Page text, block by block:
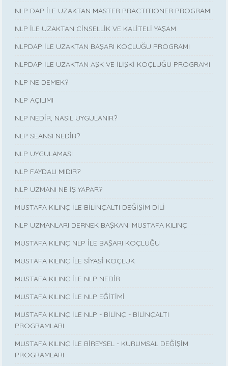
NLP DAP İLE UZAKTAN MASTER PRACTITIONER PROGRAMI
NLP İLE UZAKTAN CİNSELLİK VE KALİTELİ YAŞAM
NLPDAP İLE UZAKTAN BAŞARI KOÇLUĞU PROGRAMI
NLPDAP İLE UZAKTAN AŞK VE İLİŞKİ KOÇLUĞU PROGRAMI
NLP NE DEMEK?
NLP AÇILIMI
NLP NEDİR, NASIL UYGULANIR?
NLP SEANSI NEDİR?
NLP UYGULAMASI
NLP FAYDALI MIDIR?
NLP UZMANI NE İŞ YAPAR?
MUSTAFA KILINÇ İLE BİLİNÇALTI DEĞİŞİM DİLİ
NLP UZMANLARI DERNEK BAŞKANI MUSTAFA KILINÇ
MUSTAFA KILINÇ NLP İLE BAŞARI KOÇLUĞU
MUSTAFA KILINÇ İLE SİYASİ KOÇLUK
MUSTAFA KILINÇ İLE NLP NEDİR
MUSTAFA KILINÇ İLE NLP EĞİTİMİ
MUSTAFA KILINÇ İLE NLP - BİLİNÇ - BİLİNÇALTI
PROGRAMLARI
MUSTAFA KILINÇ İLE BİREYSEL - KURUMSAL DEĞİŞİM
PROGRAMLARI